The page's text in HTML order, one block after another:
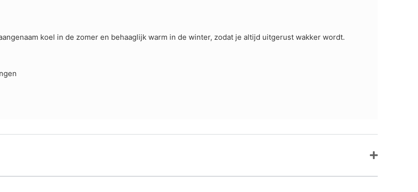
koel in de zomer en behaaglijk warm in de winter, zodat je altijd uitgerust wakker wordt.